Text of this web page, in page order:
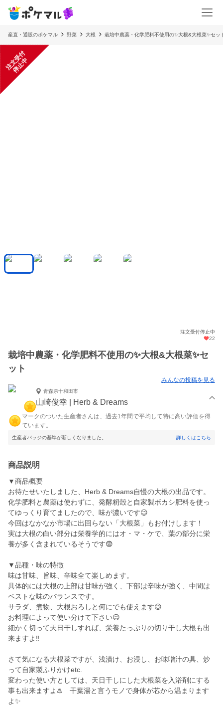
産直・通販のポケマル 野菜 大根 栽培中農薬・化学肥料不使用の✨️大根&大根菜✨️セッ
注
文
受
付
停
止
中
注文受付停止中
22
栽培中農薬・化学肥料不使用の✨️大根&大根菜✨️セ
ット
みんなの投稿を見る
青森県十和田市
山崎俊幸 | Herb & Dreams
マークのついた生産者さんは、過去1年間で平均して特に高い評価を得
ています。
生産者バッジの基準が新しくなりました。 詳しくはこちら
商品説明
▼商品概要
お待たせいたしました、Herb & Dreams自慢の大根の出品です。
化学肥料と農薬は使わずに、発酵籾殻と自家製ボカシ肥料を使っ
てゆっくり育てましたので、味が濃いです😉
今回はなかなか市場に出回らない「大根菜」もお付けします！
実は大根の白い部分は栄養学的にはオ・マ・ケで、葉の部分に栄
養が多く含まれているそうです😨
▼品種・味の特徴
味は甘味、旨味、辛味全て楽しめます。
具体的には大根の上部は甘味が強く、下部は辛味が強く、中間は
ベストな味のバランスです。
サラダ、煮物、大根おろしと何にでも使えます😉
お料理によって使い分けて下さい😉
細かく切って天日干しすれば、栄養たっぷりの切り干し大根も出
来ますよ‼️
さて気になる大根菜ですが、浅漬け、お浸し、お味噌汁の具、炒
って自家製ふりかけetc.
変わった使い方としては、天日干しにした大根菜を入浴剤にする
事も出来ますよ♨️ 干葉湯と言うモノで身体が芯から温まります
よ✨️